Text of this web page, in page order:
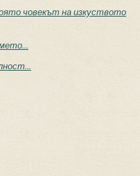
човекът на изкуството